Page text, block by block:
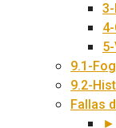
9.1-
9.2-
Fallas
►